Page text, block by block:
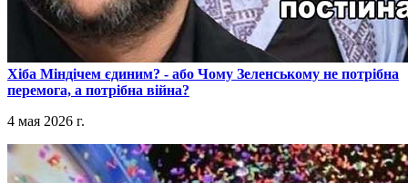
​Хіба Міндічем єдиним? - або Чому Зеленському не потрібна
перемога, а потрібна війна?
4 мая 2026 г.